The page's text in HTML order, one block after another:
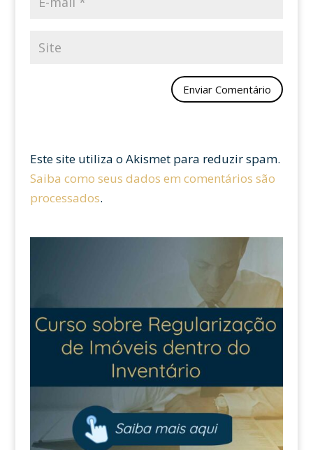
Este site utiliza o Akismet para reduzir spam.
Saiba como seus dados em comentários são
processados.